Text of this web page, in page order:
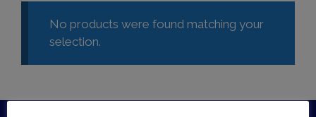
No products were found matching your
selection.